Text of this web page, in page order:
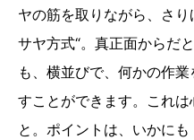
ヤの筋を取りながら、さ
サヤ方式“。真正面からだ
も、横並びで、何かの作
すことができます。これ
と。ポイントは、いかにも